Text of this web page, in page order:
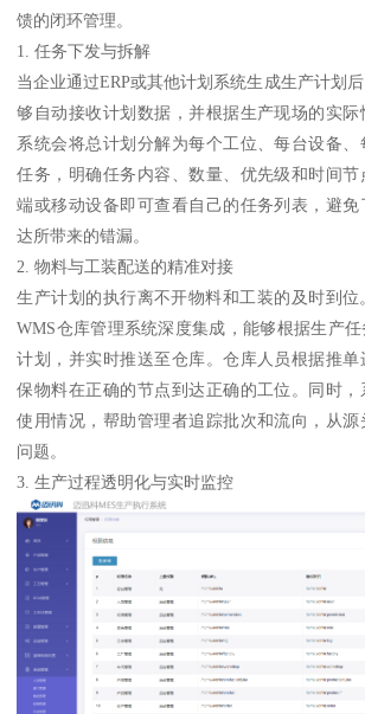
馈的闭环管理。
1. 任务下发与拆解
当企业通过ERP或其他计划系统生成生产计划
够自动接收计划数据，并根据生产现场的实际
系统会将总计划分解为每个工位、每台设备
任务，明确任务内容、数量、优先级和时间
端或移动设备即可查看自己的任务列表，避
达所带来的错漏。
2. 物料与工装配送的精准对接
生产计划的执行离不开物料和工装的及时到位
WMS仓库管理系统深度集成，能够根据生产
计划，并实时推送至仓库。仓库人员根据推
保物料在正确的节点到达正确的工位。同时
使用情况，帮助管理者追踪批次和流向，从
问题。
3. 生产过程透明化与实时监控